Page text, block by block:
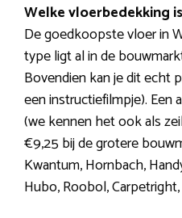
Welke vloerbedekking
De goedkoopste vloer in
type ligt al in de
Bovendien kan je dit echt
een instructiefilmpje). Een
(we kennen het ook als
€9,25 bij de grotere
Kwantum, Hornbach,
Hubo, Roobol,